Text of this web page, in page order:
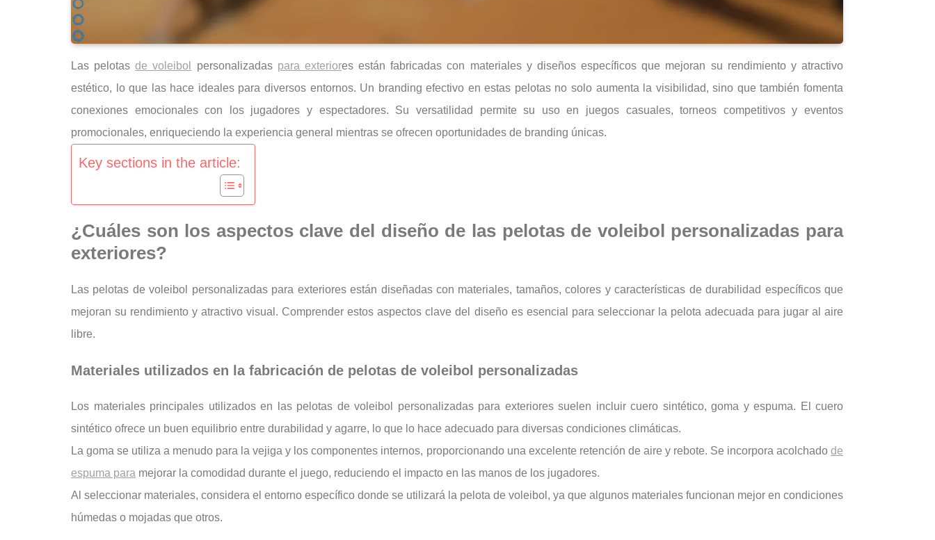
Las pelotasde voleibol personalizadas para exteriores están fabricadas con materiales y diseños específicos que mejoran su rendimiento y atractivo
estético, lo que las hace ideales para diversos entornos. Un branding efectivo en estas pelotas no solo aumenta la visibilidad, sino que también fomenta
conexiones emocionales con los jugadores y espectadores. Su versatilidad permite su uso en juegos casuales, torneos competitivos y eventos
promocionales, enriqueciendo la experiencia general mientras se ofrecen oportunidades de branding únicas.
Key sections in the article:
¿Cuáles son los aspectos clave del diseño de las pelotas de voleibol personalizadas para
exteriores?
Las pelotas de voleibol personalizadas para exteriores están diseñadas con materiales, tamaños, colores y características de durabilidad específicos que
mejoran su rendimiento y atractivo visual. Comprender estos aspectos clave del diseño es esencial para seleccionar la pelota adecuada para jugar al aire
libre.
Materiales utilizados en la fabricación de pelotas de voleibol personalizadas
Los materiales principales utilizados en las pelotas de voleibol personalizadas para exteriores suelen incluir cuero sintético, goma y espuma. El cuero
sintético ofrece un buen equilibrio entre durabilidad y agarre, lo que lo hace adecuado para diversas condiciones climáticas.
La goma se utiliza a menudo para la vejiga y los componentes internos, proporcionando una excelente retención de aire y rebote. Se incorpora acolchado de
espuma para mejorar la comodidad durante el juego, reduciendo el impacto en las manos de los jugadores.
Al seleccionar materiales, considera el entorno específico donde se utilizará la pelota de voleibol, ya que algunos materiales funcionan mejor en condiciones
húmedas o mojadas que otros.